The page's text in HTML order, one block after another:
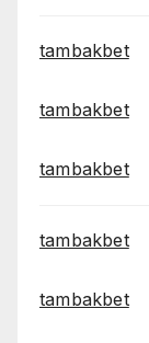
tambakbet
tambakbet
tambakbet
tambakbet
tambakbet